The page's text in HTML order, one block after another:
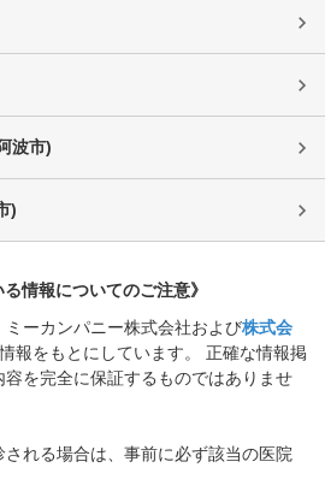
波市)
)
る情報についてのご注意》
ーカンパニー株式会社および株式会
報をもとにしています。 正確な情報掲
を完全に保証するものではありませ
れる場合は、事前に必ず該当の医院